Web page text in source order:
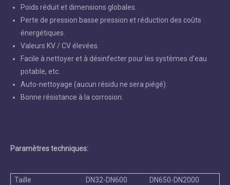
Poids réduit et dimensions globales.
Perte de pression basse pression et réduction des coûts
énergétiques.
Valeurs KV / CV élevées.
Facile à nettoyer et à désinfecter pour les systèmes d'eau
potable, etc.
Auto-nettoyage (aucun résidu ne sera piégé).
Bonne résistance à la corrosion.
Paramètres techniques:
Taille DN32-DN600
DN650-DN2000